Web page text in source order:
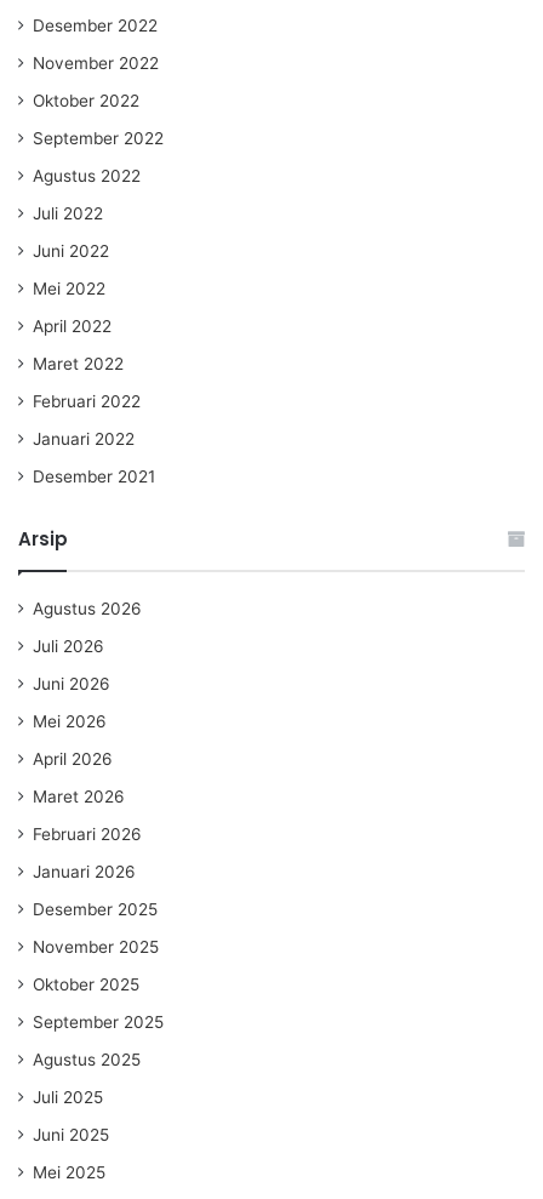
Desember 2022
November 2022
Oktober 2022
September 2022
Agustus 2022
Juli 2022
Juni 2022
Mei 2022
April 2022
Maret 2022
Februari 2022
Januari 2022
Desember 2021
Arsip
Agustus 2026
Juli 2026
Juni 2026
Mei 2026
April 2026
Maret 2026
Februari 2026
Januari 2026
Desember 2025
November 2025
Oktober 2025
September 2025
Agustus 2025
Juli 2025
Juni 2025
Mei 2025